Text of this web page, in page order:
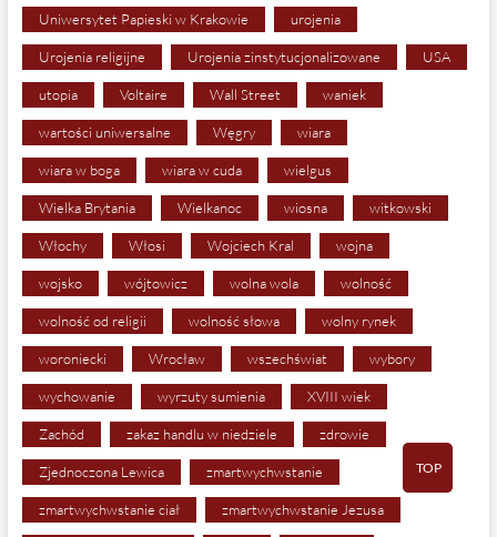
Uniwersytet Papieski w Krakowie urojenia
Urojenia religijne Urojenia zinstytucjonalizowane USA
utopia Voltaire Wall Street waniek
wartości uniwersalne Węgry wiara
wiara w boga wiara w cuda wielgus
Wielka Brytania Wielkanoc wiosna witkowski
Włochy Włosi Wojciech Kral wojna
wojsko wójtowicz wolna wola wolność
wolność od religii wolność słowa wolny rynek
woroniecki Wrocław wszechświat wybory
wychowanie wyrzuty sumienia XVIII wiek
Zachód zakaz handlu w niedziele zdrowie
Zjednoczona Lewica zmartwychwstanie
zmartwychwstanie ciał zmartwychwstanie Jezusa
TOP